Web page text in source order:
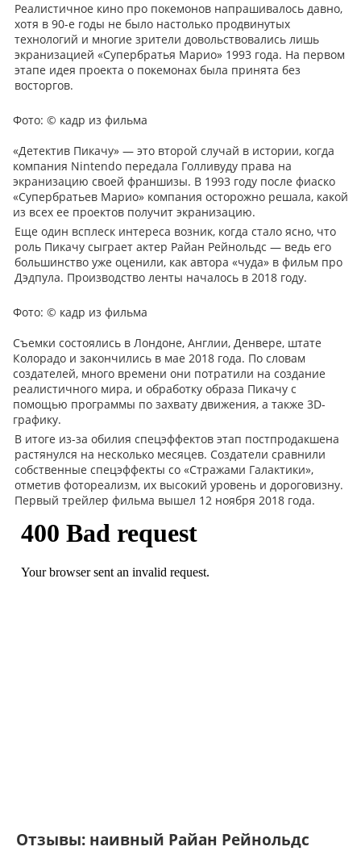
Реалистичное кино про покемонов напрашивалось давно,
хотя в 90-е годы не было настолько продвинутых
технологий и многие зрители довольствовались лишь
экранизацией «Супербратья Марио» 1993 года. На первом
этапе идея проекта о покемонах была принята без
восторгов.
Фото: © кадр из фильма
«Детектив Пикачу» — это второй случай в истории, когда
компания Nintendo передала Голливуду права на
экранизацию своей франшизы. В 1993 году после фиаско
«Супербратьев Марио» компания осторожно решала, какой
из всех ее проектов получит экранизацию.
Еще один всплеск интереса возник, когда стало ясно, что
роль Пикачу сыграет актер Райан Рейнольдс — ведь его
большинство уже оценили, как автора «чуда» в фильм про
Дэдпула. Производство ленты началось в 2018 году.
Фото: © кадр из фильма
Съемки состоялись в Лондоне, Англии, Денвере, штате
Колорадо и закончились в мае 2018 года. По словам
создателей, много времени они потратили на создание
реалистичного мира, и обработку образа Пикачу с
помощью программы по захвату движения, а также 3D-
графику.
В итоге из-за обилия спецэффектов этап постпродакшена
растянулся на несколько месяцев. Создатели сравнили
собственные спецэффекты со «Стражами Галактики»,
отметив фотореализм, их высокий уровень и дороговизну.
Первый трейлер фильма вышел 12 ноября 2018 года.
Отзывы: наивный Райан Рейнольдс